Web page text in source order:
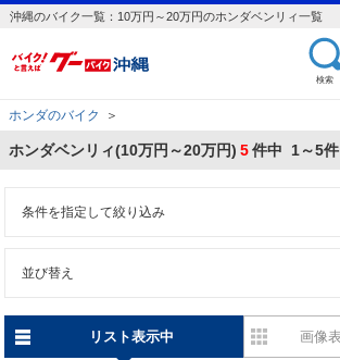
沖縄のバイク一覧：10万円～20万円のホンダベンリィ一覧
検索
ホンダのバイク ＞
ホンダベンリィ(10万円～20万円) 5件中 1～5
条件を指定して絞り込み
並び替え
リスト表示中 画像